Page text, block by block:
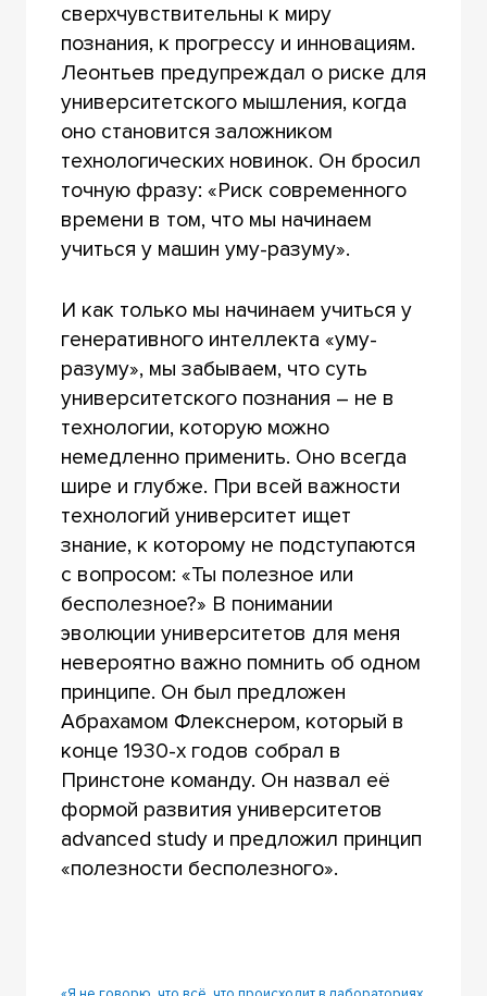
сверхчувствительны к миру
познания, к прогрессу и инновациям.
Леонтьев предупреждал о риске для
университетского мышления, когда
оно становится заложником
технологических новинок. Он бросил
точную фразу: «Риск современного
времени в том, что мы начинаем
учиться у машин уму-разуму».
И как только мы начинаем учиться у
генеративного интеллекта «уму-
разуму», мы забываем, что суть
университетского познания – не в
технологии, которую можно
немедленно применить. Оно всегда
шире и глубже. При всей важности
технологий университет ищет
знание, к которому не подступаются
с вопросом: «Ты полезное или
бесполезное?» В понимании
эволюции университетов для меня
невероятно важно помнить об одном
принципе. Он был предложен
Абрахамом Флекснером, который в
конце 1930-х годов собрал в
Принстоне команду. Он назвал её
формой развития университетов
advanced study и предложил принцип
«полезности бесполезного».